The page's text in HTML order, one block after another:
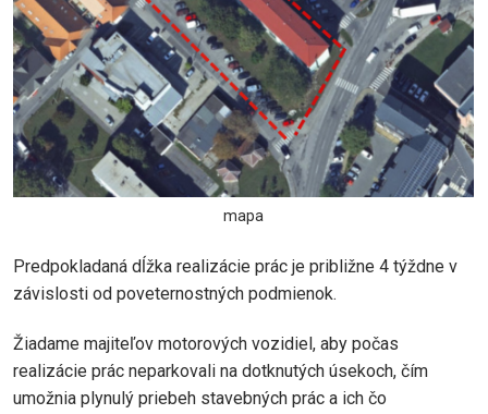
mapa
Predpokladaná dĺžka realizácie prác je približne 4 týždne v
závislosti od poveternostných podmienok.
Žiadame majiteľov motorových vozidiel, aby počas
realizácie prác neparkovali na dotknutých úsekoch, čím
umožnia plynulý priebeh stavebných prác a ich čo